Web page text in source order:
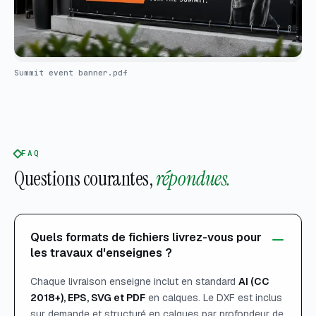
Summit event banner.pdf
FAQ
Questions courantes,répondues.
Quels formats de fichiers livrez-vous pour
les travaux d'enseignes ?
Chaque livraison enseigne inclut en standard AI (CC
2018+), EPS, SVG et PDF en calques. Le DXF est inclus